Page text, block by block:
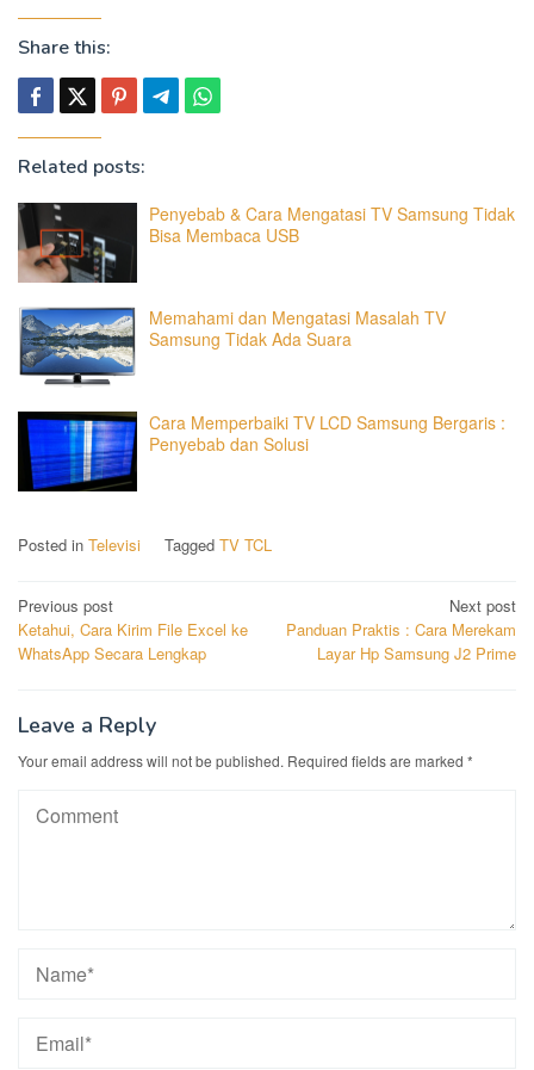
Share this:
Related posts:
Penyebab & Cara Mengatasi TV Samsung Tidak
Bisa Membaca USB
Memahami dan Mengatasi Masalah TV
Samsung Tidak Ada Suara
Cara Memperbaiki TV LCD Samsung Bergaris :
Penyebab dan Solusi
Posted in Televisi Tagged TV TCL
Post
navigation
Previous post
Ketahui, Cara Kirim File Excel ke
WhatsApp Secara Lengkap
Next post
Panduan Praktis : Cara Merekam
Layar Hp Samsung J2 Prime
Leave a Reply
Your email address will not be published. Required fields are marked *